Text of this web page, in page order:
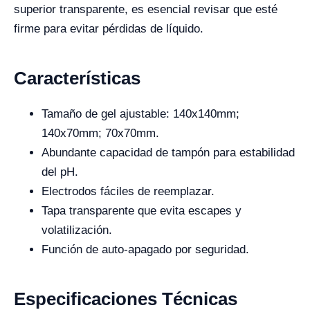
superior transparente, es esencial revisar que esté
firme para evitar pérdidas de líquido.
Características
Tamaño de gel ajustable: 140x140mm;
140x70mm; 70x70mm.
Abundante capacidad de tampón para estabilidad
del pH.
Electrodos fáciles de reemplazar.
Tapa transparente que evita escapes y
volatilización.
Función de auto-apagado por seguridad.
Especificaciones Técnicas